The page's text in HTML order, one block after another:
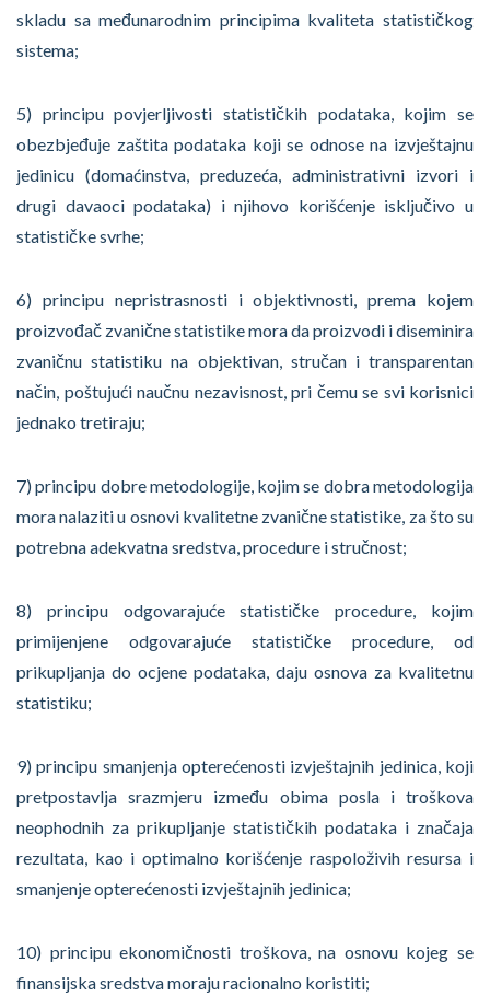
skladu sa međunarodnim principima kvaliteta statističkog
sistema;
5) principu povjerljivosti statističkih podataka, kojim se
obezbjeđuje zaštita podataka koji se odnose na izvještajnu
jedinicu (domaćinstva, preduzeća, administrativni izvori i
drugi davaoci podataka) i njihovo korišćenje isključivo u
statističke svrhe;
6) principu nepristrasnosti i objektivnosti, prema kojem
proizvođač zvanične statistike mora da proizvodi i diseminira
zvaničnu statistiku na objektivan, stručan i transparentan
način, poštujući naučnu nezavisnost, pri čemu se svi korisnici
jednako tretiraju;
7) principu dobre metodologije, kojim se dobra metodologija
mora nalaziti u osnovi kvalitetne zvanične statistike, za što su
potrebna adekvatna sredstva, procedure i stručnost;
8) principu odgovarajuće statističke procedure, kojim
primijenjene odgovarajuće statističke procedure, od
prikupljanja do ocjene podataka, daju osnova za kvalitetnu
statistiku;
9) principu smanjenja opterećenosti izvještajnih jedinica, koji
pretpostavlja srazmjeru između obima posla i troškova
neophodnih za prikupljanje statističkih podataka i značaja
rezultata, kao i optimalno korišćenje raspoloživih resursa i
smanjenje opterećenosti izvještajnih jedinica;
10) principu ekonomičnosti troškova, na osnovu kojeg se
finansijska sredstva moraju racionalno koristiti;